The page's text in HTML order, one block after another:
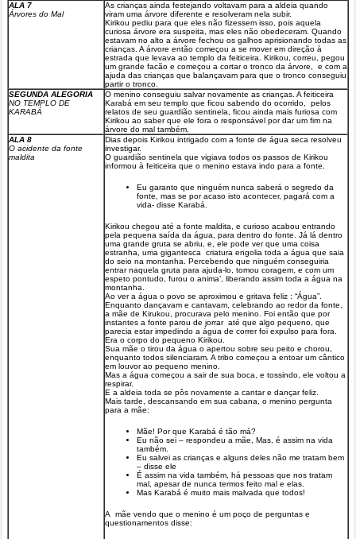
ALA 7
Árvores do Mal
As crianças ainda festejando voltavam para a aldeia quando
viram uma árvore diferente e resolveram nela subir.
Kirikou pediu para que eles não fizessem isso, pois aquela
curiosa árvore era suspeita, mas eles não obedeceram. Quando
estavam no alto a árvore fechou os galhos aprisionando todas as
crianças. A árvore então começou a se mover em direção à
estrada que levava ao templo da feiticeira. Kirikou, correu, pegou
um grande facão e começou a cortar o tronco da árvore, e com a
ajuda das crianças que balançavam para que o tronco conseguiu
partir o tronco.
SEGUNDA ALEGORIA
NO TEMPLO DE
KARABÁ
O menino conseguiu salvar novamente as crianças. A feiticeira
Karabá em seu templo que ficou sabendo do ocorrido, pelos
relatos de seu guardião sentinela, ficou ainda mais furiosa com
Kirikou ao saber que ele fora o responsável por dar um fim na
árvore do mal também.
ALA 8
O acidente da fonte
maldita
Dias depois Kirikou intrigado com a fonte de água seca resolveu
investigar.
O guardião sentinela que vigiava todos os passos de Kirikou
informou à feiticeira que o menino estava indo para a fonte.
Eu garanto que ninguém nunca saberá o segredo da
fonte, mas se por acaso isto acontecer, pagará com a
vida- disse Karabá.
Kirikou chegou até a fonte maldita, e curioso acabou entrando
pela pequena saída da água, para dentro do fonte. Já lá dentro
uma grande gruta se abriu, e, ele pode ver que uma coisa
estranha, uma gigantesca criatura engolia toda a água que saia
do seio na montanha. Percebendo que ninguém conseguiria
entrar naquela gruta para ajuda-lo, tomou coragem, e com um
espeto pontudo, furou o anima’, liberando assim toda a água na
montanha.
Ao ver a água o povo se aproximou e gritava feliz : “Água”.
Enquanto dançavam e cantavam, celebrando ao redor da fonte,
a mãe de Kirukou, procurava pelo menino. Foi então que por
instantes a fonte parou de jorrar até que algo pequeno, que
parecia estar impedindo a água de correr foi expulso para fora.
Era o corpo do pequeno Kirikou.
Sua mãe o tirou da água o apertou sobre seu peito e chorou,
enquanto todos silenciaram. A tribo começou a entoar um cântico
em louvor ao pequeno menino.
Mas a água começou a sair de sua boca, e tossindo, ele voltou a
respirar.
E a aldeia toda se pôs novamente a cantar e dançar feliz.
Mais tarde, descansando em sua cabana, o menino pergunta
para a mãe:
Mãe! Por que Karabá é tão má?
Eu não sei – respondeu a mãe, Mas, é assim na vida
também.
Eu salvei as crianças e alguns deles não me tratam bem
– disse ele
É assim na vida também, há pessoas que nos tratam
mal, apesar de nunca termos feito mal e elas.
Mas Karabá é muito mais malvada que todos!
A mãe vendo que o menino é um poço de perguntas e
questionamentos disse: